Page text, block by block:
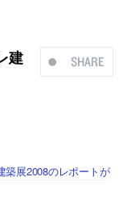
SHARE
建
築展2008のレポートが